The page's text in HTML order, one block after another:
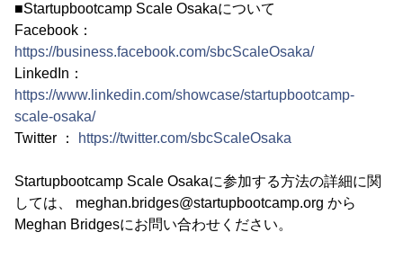
■Startupbootcamp Scale Osakaについて
Facebook：
https://business.facebook.com/sbcScaleOsaka/
LinkedIn：
https://www.linkedin.com/showcase/startupbootcamp-
scale-osaka/
Twitter ：
https://twitter.com/sbcScaleOsaka
Startupbootcamp Scale Osakaに参加する方法の詳細に関
しては、 meghan.bridges@startupbootcamp.org から
Meghan Bridgesにお問い合わせください。